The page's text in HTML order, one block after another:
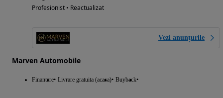
Profesionist • Reactualizat
Vezi anunțurile
Marven Automobile
Finantare Livrare gratuita (acasa) Buyback